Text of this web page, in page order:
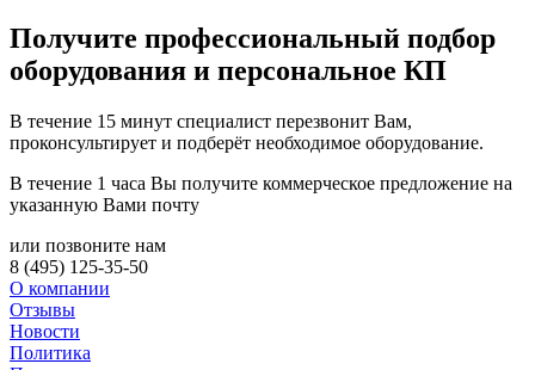
Получите профессиональный подбор
оборудования и персональное КП
В течение 15 минут специалист перезвонит Вам,
проконсультирует и подберёт необходимое оборудование.
В течение 1 часа Вы получите коммерческое предложение на
указанную Вами почту
или позвоните нам
8 (495) 125-35-50
О компании
Отзывы
Новости
Политика